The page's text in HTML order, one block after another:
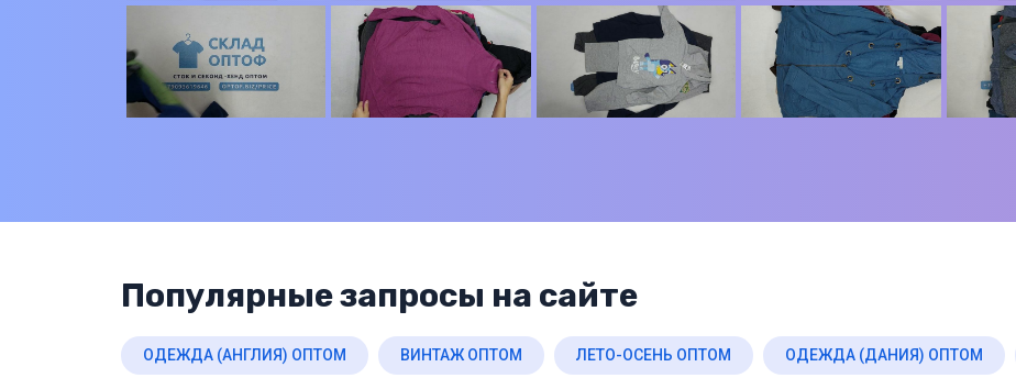
Популярные запросы на сайте
ОДЕЖДА (АНГЛИЯ) ОПТОМ ВИНТАЖ ОПТОМ ЛЕТО-ОСЕНЬ ОПТОМ ОДЕЖДА (ДАНИЯ) ОПТОМ